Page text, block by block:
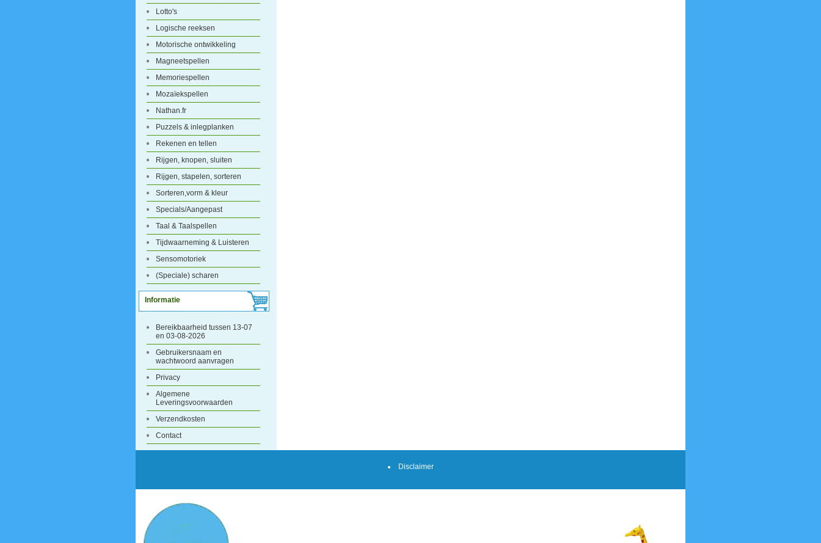
Lotto's
Logische reeksen
Motorische ontwikkeling
Magneetspellen
Memoriespellen
Mozaïekspellen
Nathan.fr
Puzzels & inlegplanken
Rekenen en tellen
Rijgen, knopen, sluiten
Rijgen, stapelen, sorteren
Sorteren,vorm & kleur
Specials/Aangepast
Taal & Taalspellen
Tijdwaarneming & Luisteren
Sensomotoriek
(Speciale) scharen
Informatie
Bereikbaarheid tussen 13-07
en 03-08-2026
Gebruikersnaam en
wachtwoord aanvragen
Privacy
Algemene
Leveringsvoorwaarden
Verzendkosten
Contact
Disclaimer